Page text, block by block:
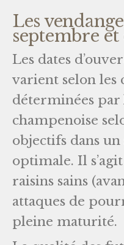
Les
septembre
Les dates
varient selon les
déterminées par
champenoise
objectifs dans
optimale. Il
raisins sains
attaques de
pleine maturité.